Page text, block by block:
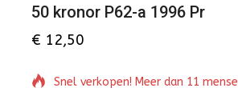
50 kronor P62-a 1996 Pr
€ 12,50
Snel verkopen! Meer dan 11